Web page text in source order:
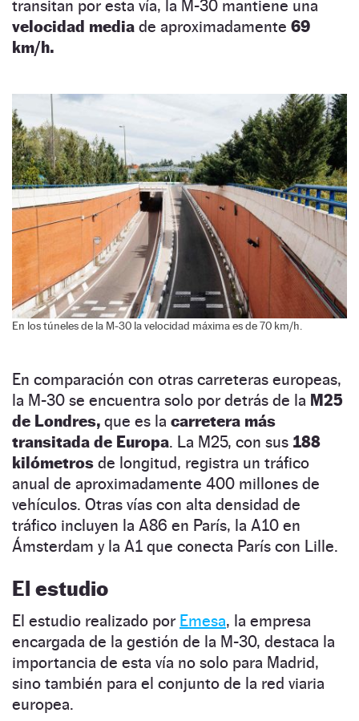
transitan por esta vía, la M-30 mantiene una
velocidad media de aproximadamente 69
km/h.
En los túneles de la M-30 la velocidad máxima es de 70 km/h.
En comparación con otras carreteras europeas,
la M-30 se encuentra solo por detrás de la M25
de Londres, que es la carretera más
transitada de Europa. La M25, con sus 188
kilómetros de longitud, registra un tráfico
anual de aproximadamente 400 millones de
vehículos. Otras vías con alta densidad de
tráfico incluyen la A86 en París, la A10 en
Ámsterdam y la A1 que conecta París con Lille.
El estudio
El estudio realizado por Emesa, la empresa
encargada de la gestión de la M-30, destaca la
importancia de esta vía no solo para Madrid,
sino también para el conjunto de la red viaria
europea.